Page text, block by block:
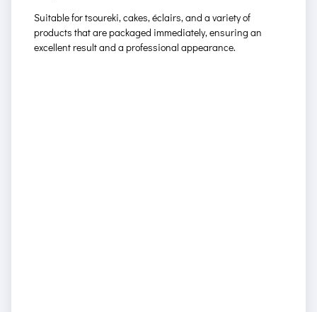
Suitable for tsoureki, cakes, éclairs, and a variety of
products that are packaged immediately, ensuring an
excellent result and a professional appearance.